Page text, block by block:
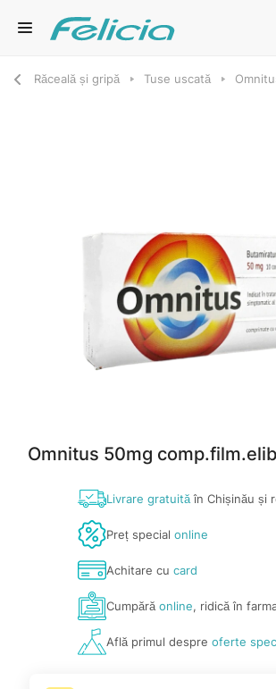
Răceală și gripă Tuse uscată
Omnitus 50mg
Livrare gratuităîn Chișinău și
Preț special online
Achitare cu card
Cumpărăonline, ridică în
Află primul despre oferte